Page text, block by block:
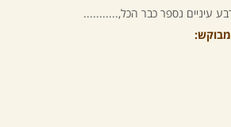
עיניים נספר כבר הכל,...........